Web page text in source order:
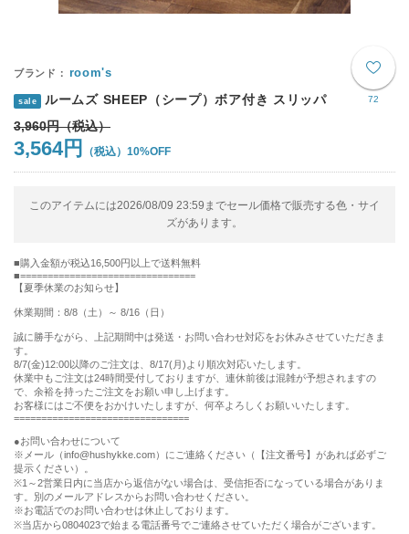
72
room's
sale
ルームズ SHEEP（シープ）ボア付き スリッパ
3,960円
3,564円 10%OFF
このアイテムには2026/08/09 23:59までセール価格で販売する色・サイ
ズがあります。
購入金額が税込16,500円以上で送料無料
================================
【夏季休業のお知らせ】
休業期間：8/8（土）～ 8/16（日）
誠に勝手ながら、上記期間中は発送・お問い合わせ対応をお休みさせていただきま
す。
8/7(金)12:00以降のご注文は、8/17(月)より順次対応いたします。
休業中もご注文は24時間受付しておりますが、連休前後は混雑が予想されますの
で、余裕を持ったご注文をお願い申し上げます。
お客様にはご不便をおかけいたしますが、何卒よろしくお願いいたします。
================================
●お問い合わせについて
※メール（info@hushykke.com）にご連絡ください（【注文番号】があれば必ずご
提示ください）。
※1～2営業日内に当店から返信がない場合は、受信拒否になっている場合がありま
す。別のメールアドレスからお問い合わせください。
※お電話でのお問い合わせは休止しております。
※当店から0804023で始まる電話番号でご連絡させていただく場合がございます。